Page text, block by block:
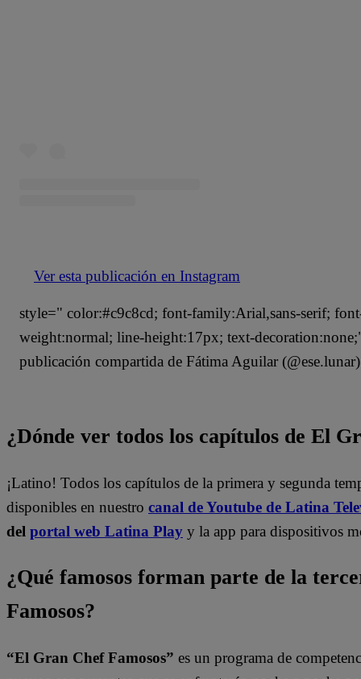
Ver esta publicación en Instagram
style=" color:#c9c8cd; font-family:Arial,sans-serif;
weight:normal; line-height:17px; text-
publicación compartida de Fátima Aguilar (@ese.lunar)
¿Dónde ver todos los capítulos de El
¡Latino! Todos los capítulos de la primera y segunda
disponibles en nuestro canal de Youtube de Latina
del portal web Latina Play y la app para dispositivos
¿Qué famosos forman parte de la
Famosos?
“El Gran Chef Famosos” es un programa de